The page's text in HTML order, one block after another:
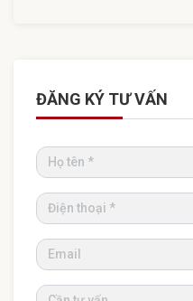
ĐĂNG KÝ TƯ VẤN